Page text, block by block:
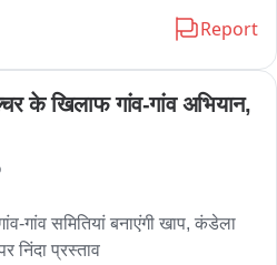
Report
के खिलाफ गांव-गांव अभियान,
गांव समितियां बनाएंगी खाप, कंडेला
निंदा प्रस्ताव